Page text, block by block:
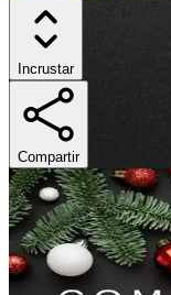
Incrustar
Compartir